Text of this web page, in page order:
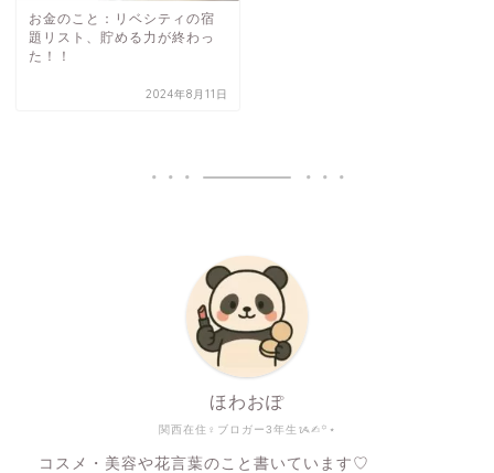
お金のこと：リベシティの宿
題リスト、貯める力が終わっ
た！！
2024年8月11日
関西在住♀ブロガー3年生ᝰ✍︎꙳⋆
ほわおぽ
コスメ・美容や花言葉のこと書いています♡